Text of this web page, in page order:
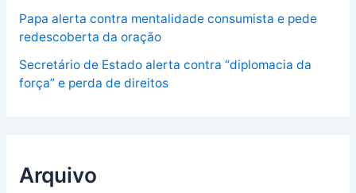
Papa alerta contra mentalidade consumista e pede
redescoberta da oração
Secretário de Estado alerta contra “diplomacia da
força” e perda de direitos
Arquivo